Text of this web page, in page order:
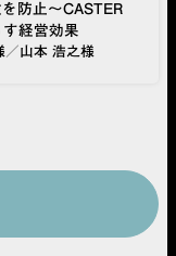
防止～CASTER
経営効果
／山本 浩之様